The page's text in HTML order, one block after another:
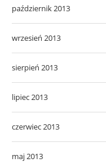
październik 2013
wrzesień 2013
sierpień 2013
lipiec 2013
czerwiec 2013
maj 2013